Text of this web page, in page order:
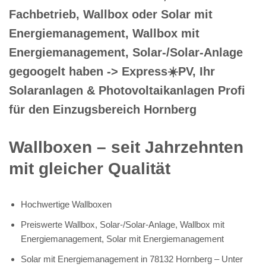
Fachbetrieb, Wallbox oder Solar mit
Energiemanagement, Wallbox mit
Energiemanagement, Solar-/Solar-Anlage
gegoogelt haben -> Express☀️PV️, Ihr
Solaranlagen & Photovoltaikanlagen Profi
für den Einzugsbereich Hornberg
Wallboxen – seit Jahrzehnten
mit gleicher Qualität
Hochwertige Wallboxen
Preiswerte Wallbox, Solar-/Solar-Anlage, Wallbox mit
Energiemanagement, Solar mit Energiemanagement
Solar mit Energiemanagement in 78132 Hornberg – Unter